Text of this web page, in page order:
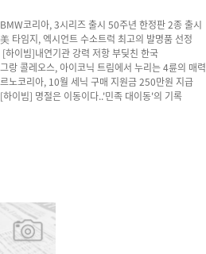
BMW코리아, 3시리즈 출시 50주년 한정판 2종 출시
美 타임지, 엑시언트 수소트럭 최고의 발명품 선정
[하이빔]내연기관 강력 저항 부딪친 한국
그랑 콜레오스, 아이코닉 트림에서 누리는 4륜의 매력
르노코리아, 10월 세닉 구매 지원금 250만원 지급
[하이빔] 명절은 이동이다..'민족 대이동'의 기록